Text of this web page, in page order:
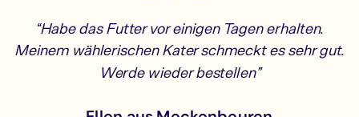
“Habe das Futter vor einigen Tagen erhalten.
Meinem wählerischen Kater schmeckt es sehr gut.
Werde wieder bestellen”